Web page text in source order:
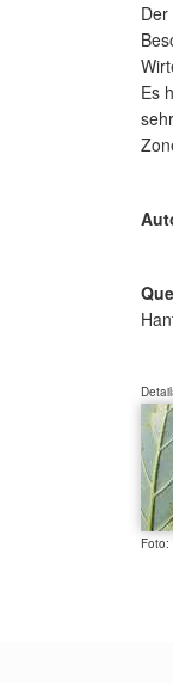
Es
Foto: